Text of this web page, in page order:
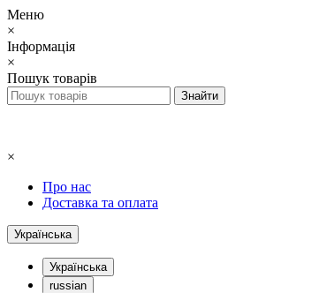
Меню
×
Інформація
×
Пошук товарів
×
Про нас
Доставка та оплата
Українська
Українська
russian